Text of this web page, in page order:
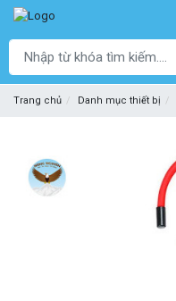
Trang chủ Danh mục thiết bị